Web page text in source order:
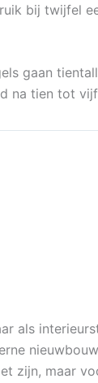
bij twijfel
gaan
na tien tot
als
zijn, maar